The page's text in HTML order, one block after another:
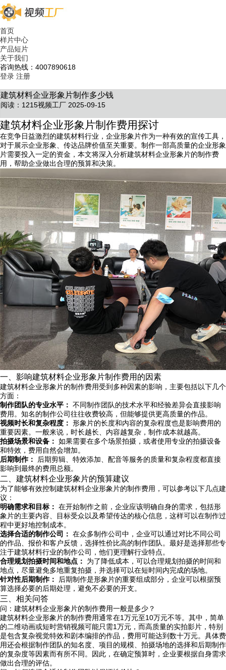
首页
样片中心
产品短片
关于我们
咨询热线：4007890618
登录 注册
建筑材料企业形象片制作多少钱
阅读：1215视频工厂 2025-09-15
建筑材料企业形象片制作费用探讨
在竞争日益激烈的建筑材料行业，企业形象片作为一种有效的宣传工具，
对于展示企业形象、传达品牌价值至关重要。制作一部高质量的企业形象
片需要投入一定的资金，本文将深入分析建筑材料企业形象片的制作费
用，帮助企业做出合理的预算和决策。
一、影响建筑材料企业形象片制作费用的因素
建筑材料企业形象片的制作费用受到多种因素的影响，主要包括以下几个
方面：
制作团队的专业水平： 不同制作团队的技术水平和经验差异会直接影响
费用。知名的制作公司往往收费较高，但能够提供更高质量的作品。
视频时长和复杂程度： 形象片的长度和内容的复杂程度也是影响费用的
重要因素。一般来说，时长越长、内容越复杂，制作成本就越高。
拍摄场景和设备： 如果需要在多个场景拍摄，或者使用专业的拍摄设备
和特效，费用自然会增加。
后期制作：
后期剪辑、特效添加、配音等服务的质量和复杂程度都直接
影响到最终的费用总额。
二、建筑材料企业形象片的预算建议
为了能够有效控制建筑材料企业形象片的制作费用，可以参考以下几点建
议：
明确需求和目标： 在开始制作之前，企业应该明确自身的需求，包括形
象片的主要内容、目标受众以及希望传达的核心信息，这样可以在制作过
程中更好地控制成本。
选择合适的制作公司： 在众多制作公司中，企业可以通过对比不同公司
的作品、报价和客户反馈，选择性价比高的制作团队。最好是选择那些专
注于建筑材料行业的制作公司，他们更理解行业特点。
合理规划拍摄时间和地点： 为了降低成本，可以合理规划拍摄的时间和
地点，尽量避免多地重复拍摄，并选择可以在短时间内完成的场地。
针对性后期制作：
后期制作是形象片的重要组成部分，企业可以根据预
算选择必要的后期处理，避免不必要的开支。
三、相关问答
问：建筑材料企业形象片的制作费用一般是多少？
建筑材料企业形象片的制作费用通常在1万元至10万元不等。其中，简单
的二维动画或短时营销视频可能只需1万元，而高质量的实拍影片，特别
是包含复杂视觉特效和剧本编排的作品，费用可能达到数十万元。具体费
用还会根据制作团队的知名度、项目的规模、拍摄场地的选择和后期制作
的复杂度等因素而有所不同。因此，在确定预算时，企业要根据自身需求
做出合理的评估。